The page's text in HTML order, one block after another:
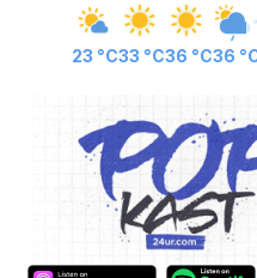
23 °C33 °C36 °C36